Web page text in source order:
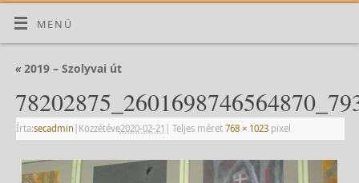
MENÜ
«2019 – Szolyvai út
Írta:secadmin | Közzétéve2020-02-21 | Teljes méret 768 × 1023pixel